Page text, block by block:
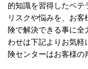
的知識を習得したベテ
リスクや悩みを、お
険で解決できる事に
わせは下記よりお気軽
険センターはお客様の